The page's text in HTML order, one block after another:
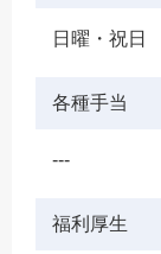
日曜・祝日
各種手当
---
福利厚生